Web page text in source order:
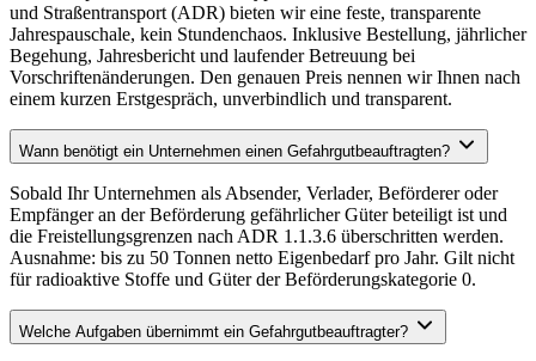
und Straßentransport (ADR) bieten wir eine feste, transparente
Jahrespauschale, kein Stundenchaos. Inklusive Bestellung, jährlicher
Begehung, Jahresbericht und laufender Betreuung bei
Vorschriftenänderungen. Den genauen Preis nennen wir Ihnen nach
einem kurzen Erstgespräch, unverbindlich und transparent.
Wann benötigt ein Unternehmen einen Gefahrgutbeauftragten?
Sobald Ihr Unternehmen als Absender, Verlader, Beförderer oder
Empfänger an der Beförderung gefährlicher Güter beteiligt ist und
die Freistellungsgrenzen nach ADR 1.1.3.6 überschritten werden.
Ausnahme: bis zu 50 Tonnen netto Eigenbedarf pro Jahr. Gilt nicht
für radioaktive Stoffe und Güter der Beförderungskategorie 0.
Welche Aufgaben übernimmt ein Gefahrgutbeauftragter?